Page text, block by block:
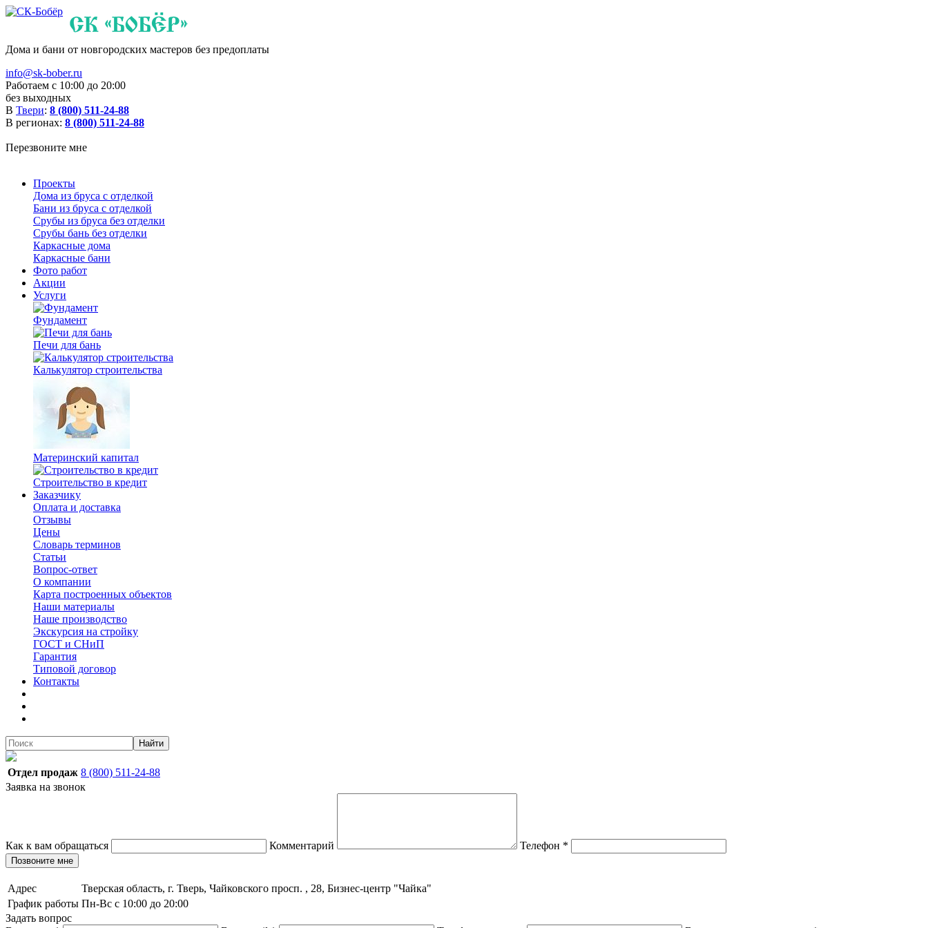
Дома и бани от новгородских мастеров без предоплаты
info@sk-bober.ru
Работаем с 10:00 до 20:00
без выходных
В Твери: 8 (800) 511-24-88
В регионах: 8 (800) 511-24-88
Перезвоните мне
Проекты
Дома из бруса с отделкой
Бани из бруса с отделкой
Срубы из бруса без отделки
Срубы бань без отделки
Каркасные дома
Каркасные бани
Фото работ
Акции
Услуги
Фундамент
Печи для бань
Калькулятор строительства
Материнский капитал
Строительство в кредит
Заказчику
Оплата и доставка
Отзывы
Цены
Словарь терминов
Статьи
Вопрос-ответ
О компании
Карта построенных объектов
Наши материалы
Наше производство
Экскурсия на стройку
ГОСТ и СНиП
Гарантия
Типовой договор
Контакты
Найти
Отдел продаж 8 (800) 511-24-88
Заявка на звонок
Как к вам обращаться Комментарий Телефон *
Позвоните мне
Адрес
Тверская область, г. Тверь, Чайковского просп. , 28, Бизнес-центр "Чайка"
График работы Пн-Вс с 10:00 до 20:00
Задать вопрос